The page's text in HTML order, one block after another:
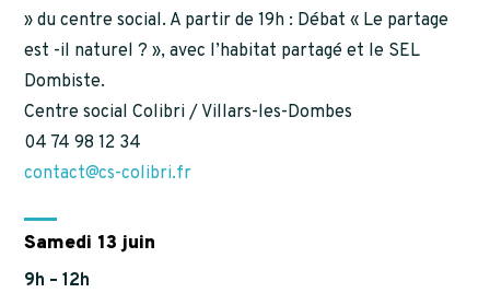
» du centre social. A partir de 19h : Débat « Le partage
est -il naturel ? », avec l’habitat partagé et le SEL
Dombiste.
Centre social Colibri / Villars-les-Dombes
04 74 98 12 34
contact@cs-colibri.fr
Samedi 13 juin
9h – 12h